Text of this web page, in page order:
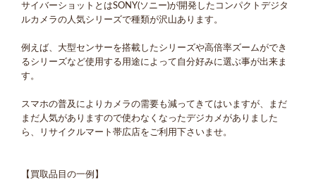
サイバーショットとはSONY(ソニー)が開発したコンパクトデジタ
ルカメラの人気シリーズで種類が沢山あります。
例えば、大型センサーを搭載したシリーズや高倍率ズームができ
るシリーズなど使用する用途によって自分好みに選ぶ事が出来ま
す。
スマホの普及によりカメラの需要も減ってきてはいますが、まだ
まだ人気がありますので使わなくなったデジカメがありました
ら、リサイクルマート帯広店をご利用下さいませ。
【買取品目の一例】